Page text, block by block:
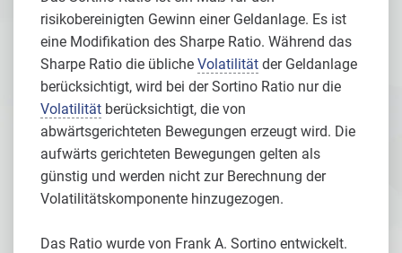
risikobereinigten Gewinn einer Geldanlage. Es ist
eine Modifikation des Sharpe Ratio. Während das
Sharpe Ratio die übliche Volatilität der Geldanlage
berücksichtigt, wird bei der Sortino Ratio nur die
Volatilität berücksichtigt, die von
abwärtsgerichteten Bewegungen erzeugt wird. Die
aufwärts gerichteten Bewegungen gelten als
günstig und werden nicht zur Berechnung der
Volatilitätskomponente hinzugezogen.
Das Ratio wurde von Frank A. Sortino entwickelt.